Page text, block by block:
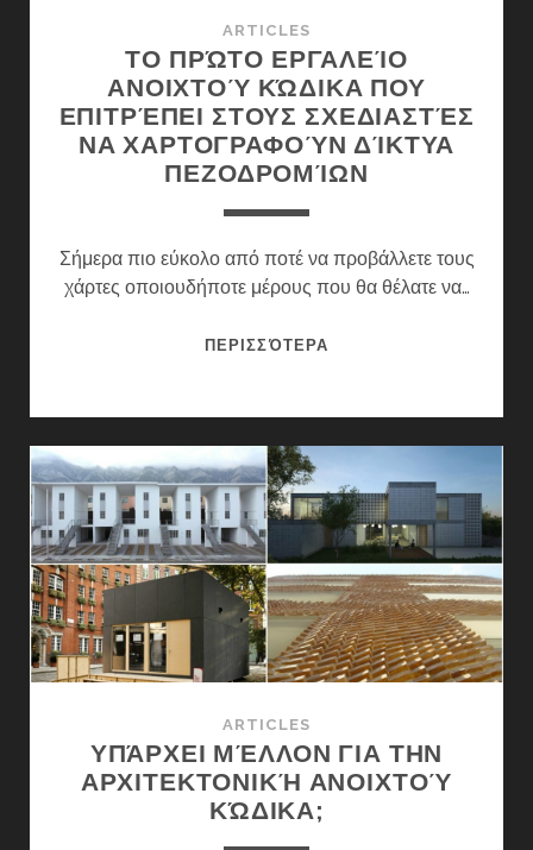
ARTICLES
ΤΟ ΠΡΏΤΟ ΕΡΓΑΛΕΊΟ
ΑΝΟΙΧΤΟΎ ΚΏΔΙΚΑ ΠΟΥ
ΕΠΙΤΡΈΠΕΙ ΣΤΟΥΣ ΣΧΕΔΙΑΣΤΈΣ
ΝΑ ΧΑΡΤΟΓΡΑΦΟΎΝ ΔΊΚΤΥΑ
ΠΕΖΟΔΡΟΜΊΩΝ
Σήμερα πιο εύκολο από ποτέ να προβάλλετε τους
χάρτες οποιουδήποτε μέρους που θα θέλατε να…
ΠΕΡΙΣΣΌΤΕΡΑ
ΠΟΥ
ΕΠΙΤΡΈΠΕΙ
ΣΤΟΥΣ
ΣΧΕΔΙΑΣΤΈΣ
ΝΑ
ΧΑΡΤΟΓΡΑΦΟΎΝ
ΔΊΚΤΥΑ
ΠΕΖΟΔΡΟΜΊΩΝ
ARTICLES
ΥΠΆΡΧΕΙ ΜΈΛΛΟΝ ΓΙΑ ΤΗΝ
ΑΡΧΙΤΕΚΤΟΝΙΚΉ ΑΝΟΙΧΤΟΎ
ΚΏΔΙΚΑ;